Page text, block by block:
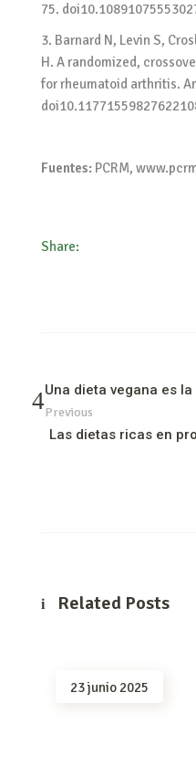
75.
3. Barnard N, Levin S,
H. A randomized,
for rheumatoid arthritis.
Fuentes:PCRM,
Share:
Una dieta vegana es
Previous
Las dietas ricas en
Related Posts
23 junio 2025